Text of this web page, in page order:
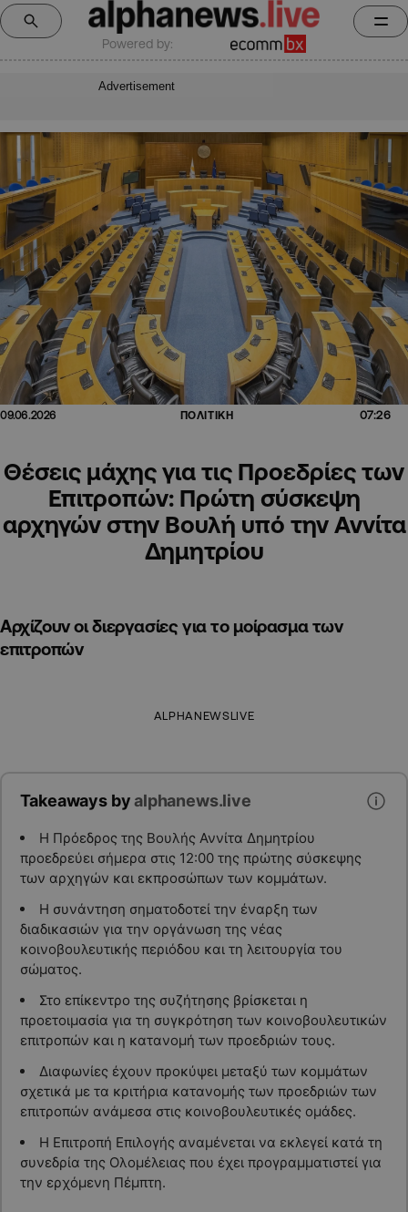
Powered by:
Advertisement
09.06.2026 ΠΟΛΙΤΙΚΗ 07:26
Θέσεις μάχης για τις Προεδρίες των
Επιτροπών: Πρώτη σύσκεψη
αρχηγών στην Βουλή υπό την Αννίτα
Δημητρίου
Αρχίζουν οι διεργασίες για το μοίρασμα των
επιτροπών
ALPHANEWSLIVE
Takeaways byalphanews.live
Η Πρόεδρος της Βουλής Αννίτα Δημητρίου
προεδρεύει σήμερα στις 12:00 της πρώτης σύσκεψης
των αρχηγών και εκπροσώπων των κομμάτων.
Η συνάντηση σηματοδοτεί την έναρξη των
διαδικασιών για την οργάνωση της νέας
κοινοβουλευτικής περιόδου και τη λειτουργία του
σώματος.
Στο επίκεντρο της συζήτησης βρίσκεται η
προετοιμασία για τη συγκρότηση των κοινοβουλευτικών
επιτροπών και η κατανομή των προεδριών τους.
Διαφωνίες έχουν προκύψει μεταξύ των κομμάτων
σχετικά με τα κριτήρια κατανομής των προεδριών των
επιτροπών ανάμεσα στις κοινοβουλευτικές ομάδες.
Η Επιτροπή Επιλογής αναμένεται να εκλεγεί κατά τη
συνεδρία της Ολομέλειας που έχει προγραμματιστεί για
την ερχόμενη Πέμπτη.